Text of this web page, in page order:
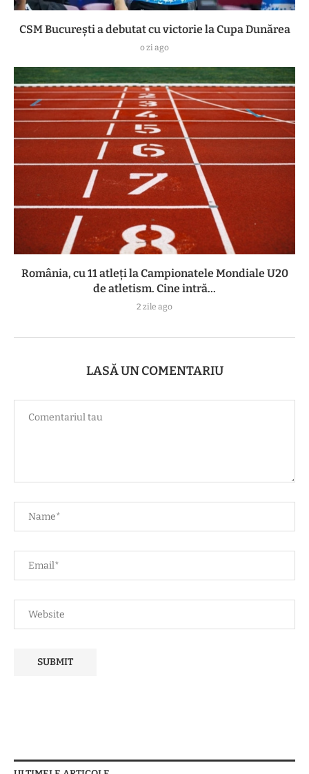
CSM București a debutat cu victorie la Cupa Dunărea
o zi ago
România, cu 11 atleți la Campionatele Mondiale U20
de atletism. Cine intră...
2 zile ago
LASĂ UN COMENTARIU